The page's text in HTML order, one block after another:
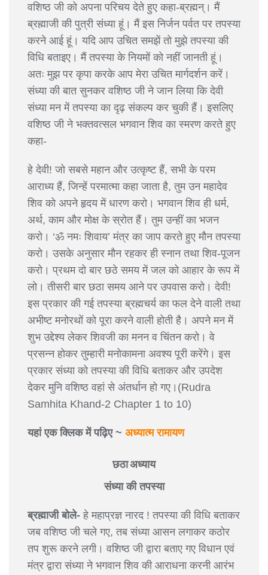
वशिष्ठ जी को अपना परिचय देते हुए कहा-ब्रह्मन्। मैं
ब्रह्माजी की पुत्री संध्या हूं। मैं इस निर्जन पर्वत पर तपस्या
करने आई हूं। यदि आप उचित समझें तो मुझे तपस्या की
विधि बताइए। मैं तपस्या के नियमों को नहीं जानती हूं।
अतः मुझ पर कृपा करके आप मेरा उचित मार्गदर्शन करें।
संध्या की बात सुनकर वशिष्ठ जी ने जान लिया कि देवी
संध्या मन में तपस्या का दृढ़ संकल्प कर चुकी हैं। इसलिए
वशिष्ठ जी ने भक्तवत्सल भगवान शिव का स्मरण करते हुए
कहा-
हे देवी! जो सबसे महान और उत्कृष्ट हैं, सभी के परम
आराध्य हैं, जिन्हें परमात्मा कहा जाता है, तुम उन महादेव
शिव को अपने हृदय में धारण करो। भगवान शिव ही धर्म,
अर्थ, काम और मोक्ष के स्रोत हैं। तुम उन्हीं का भजन
करो। ‘ॐ नमः शिवाय’ मंत्र का जाप करते हुए मौन तपस्या
करो। उसके अनुसार मौन रहकर ही स्नान तथा शिव-पूजन
करो। प्रथम दो बार छठे समय में जल को आहार के रूप में
लो। तीसरी बार छठा समय आने पर उपवास करो। देवी!
इस प्रकार की गई तपस्या ब्रह्मचर्य का फल देने वाली तथा
अभीष्ट मनोरथों को पूरा करने वाली होती है। अपने मन में
शुभ उद्देश्य लेकर शिवजी का मनन व चिंतन करो। वे
प्रसन्न होकर तुम्हारी मनोकामना अवश्य पूरी करेंगे। इस
प्रकार संध्या को तपस्या की विधि बताकर और उपदेश
देकर मुनि वशिष्ठ वहां से अंतर्धान हो गए।(Rudra
Samhita Khand-2 Chapter 1 to 10)
यहां एक क्लिक में पढ़िए ~ अध्यात्म रामायण
छठा अध्याय
संध्या की तपस्या
ब्रह्माजी बोले- हे महाप्रज्ञ नारद ! तपस्या की विधि बताकर
जब वशिष्ठ जी चले गए, तब संध्या आसन लगाकर कठोर
तप शुरू करने लगी। वशिष्ठ जी द्वारा बताए गए विधान एवं
मंत्र द्वारा संध्या ने भगवान शिव की आराधना करनी आरंभ